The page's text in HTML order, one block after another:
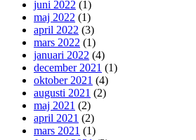
juni 2022 (1)
maj 2022 (1)
april 2022 (3)
mars 2022 (1)
januari 2022 (4)
december 2021 (1)
oktober 2021 (4)
augusti 2021 (2)
maj 2021 (2)
april 2021 (2)
mars 2021 (1)